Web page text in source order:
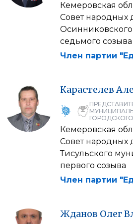
Кемеровская
Совет народных
Осинниковского
седьмого созыва
Член партии
Карастелев
Кемеровская
Совет народных
Тисульского
первого созыва
Член партии
Жданов Олег